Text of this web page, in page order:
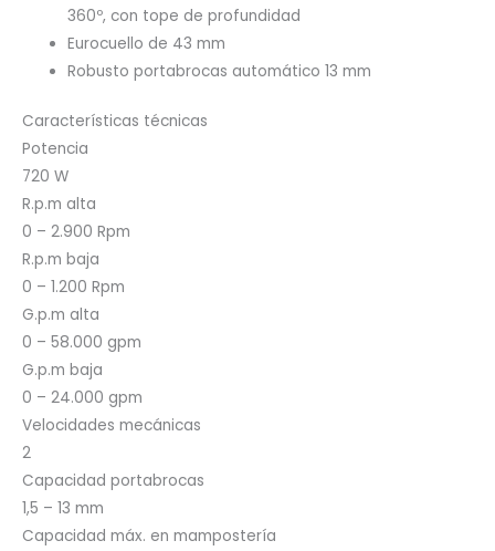
360º, con tope de profundidad
Eurocuello de 43 mm
Robusto portabrocas automático 13 mm
Características técnicas
Potencia
720 W
R.p.m alta
0 – 2.900 Rpm
R.p.m baja
0 – 1.200 Rpm
G.p.m alta
0 – 58.000 gpm
G.p.m baja
0 – 24.000 gpm
Velocidades mecánicas
2
Capacidad portabrocas
1,5 – 13 mm
Capacidad máx. en mampostería